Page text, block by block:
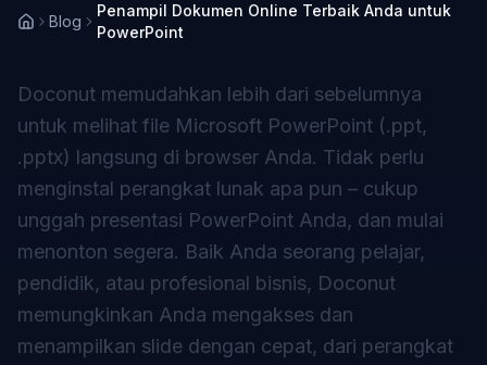
Blog
Penampil Dokumen Online Terbaik Anda untuk
PowerPoint
Doconut memudahkan lebih dari sebelumnya
untuk melihat file Microsoft PowerPoint (.ppt,
.pptx) langsung di browser Anda. Tidak perlu
menginstal perangkat lunak apa pun – cukup
unggah presentasi PowerPoint Anda, dan mulai
menonton segera. Baik Anda seorang pelajar,
pendidik, atau profesional bisnis, Doconut
memungkinkan Anda mengakses dan
menampilkan slide dengan cepat, dari perangkat